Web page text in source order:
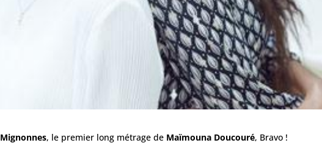
Mignonnes, le premier long métrage de Maïmouna Doucouré, Bravo !